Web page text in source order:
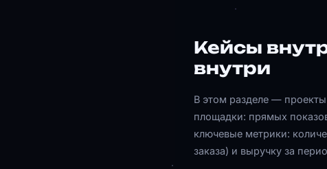
Кейсы
внутри
В этом разделе —
площадки: прямых
ключевые метрики:
заказа) и выручку за